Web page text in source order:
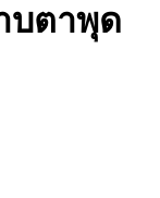
บตาพุด